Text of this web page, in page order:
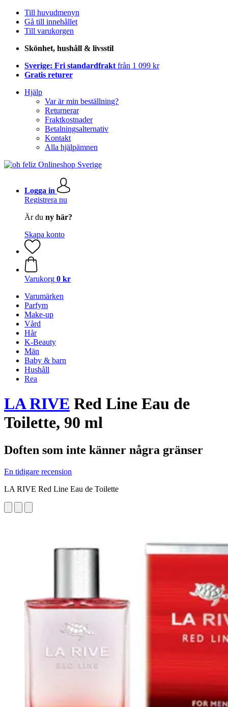
Till huvudmenyn
Gå till innehållet
Till varukorgen
Skönhet, hushåll & livsstil
Sverige: Fri standardfrakt från 1 099 kr
Gratis returer
Hjälp
Var är min beställning?
Returnerar
Fraktkostnader
Betalningsalternativ
Kontakt
Alla hjälpämnen
Logga in
Registrera nu
Är du ny här?
Skapa konto
Varukorg 0 kr
Varumärken
Parfym
Make-up
Vård
Hår
K-Beauty
Män
Baby & barn
Hushåll
Rea
LA RIVE Red Line Eau de
Toilette, 90 ml
Doften som inte känner några gränser
En tidigare recension
LA RIVE Red Line Eau de Toilette